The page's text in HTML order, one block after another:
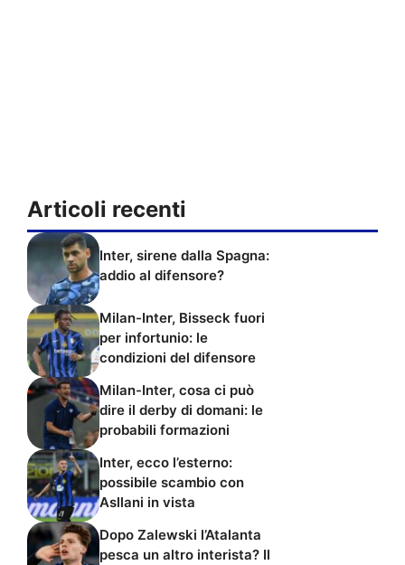
Articoli recenti
Inter, sirene dalla Spagna:
addio al difensore?
Milan-Inter, Bisseck fuori
per infortunio: le
condizioni del difensore
Milan-Inter, cosa ci può
dire il derby di domani: le
probabili formazioni
Inter, ecco l’esterno:
possibile scambio con
Asllani in vista
Dopo Zalewski l’Atalanta
pesca un altro interista? Il